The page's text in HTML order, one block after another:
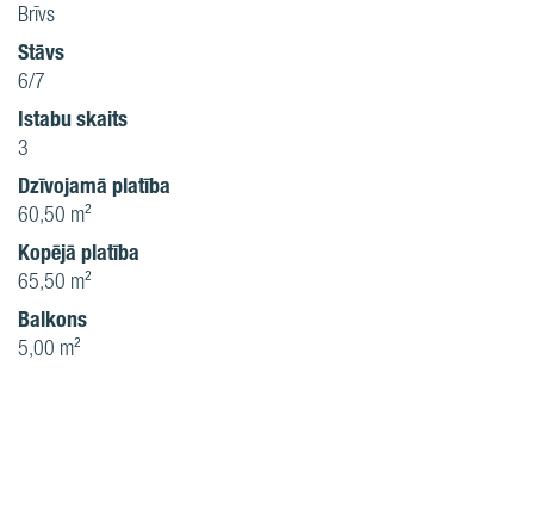
Brīvs
Stāvs
6/7
Istabu skaits
3
Dzīvojamā platība
60,50 m²
Kopējā platība
65,50 m²
Balkons
5,00 m²